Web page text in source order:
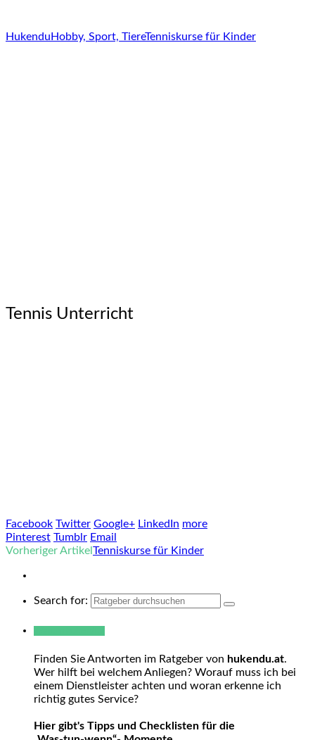
Hukendu Hobby, Sport, TiereTenniskurse für Kinder
Tennis Unterricht
Facebook Twitter Google+ LinkedIn more
Pinterest Tumblr Email
Vorheriger Artikel Tenniskurse für Kinder
Search for:
Finden Sie Antworten im Ratgeber von hukendu.at.
Wer hilft bei welchem Anliegen? Worauf muss ich bei
einem Dienstleister achten und woran erkenne ich
richtig gutes Service?
Hier gibt's Tipps und Checklisten für die